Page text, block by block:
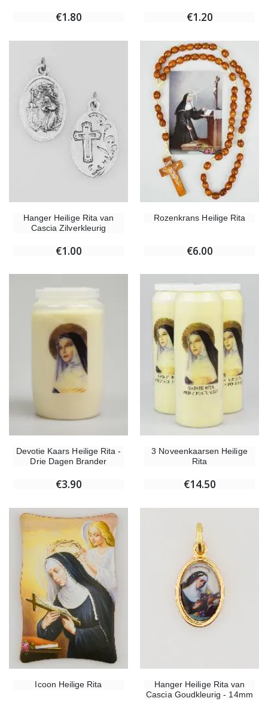
€1.80 €1.20
Hanger Heilige Rita van
Cascia Zilverkleurig
€1.00
Rozenkrans Heilige Rita
€6.00
Devotie Kaars Heilige Rita -
Drie Dagen Brander
€3.90
3 Noveenkaarsen Heilige
Rita
€14.50
Icoon Heilige Rita
Hanger Heilige Rita van
Cascia Goudkleurig - 14mm